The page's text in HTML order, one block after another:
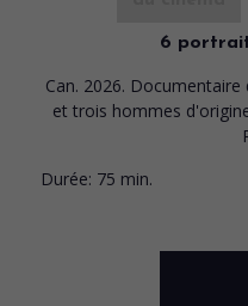
6
Can. 2026. Documentaire
et trois hommes
Durée: 75 min.